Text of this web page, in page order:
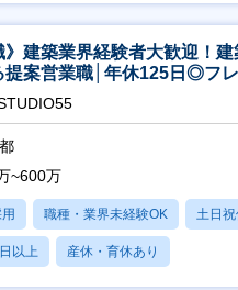
》建築業界経験者大歓迎！
提案営業職│年休125日◎フ
~600万
職種・業界未経験OK 土日
以上 産休・育休あり